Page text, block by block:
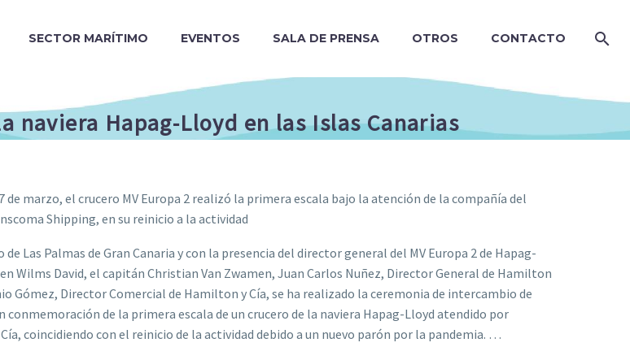
SECTOR MARÍTIMO EVENTOS SALA DE PRENSA OTROS CONTACTO
naviera Hapag-Lloyd en las Islas Canarias
de marzo, el crucero MV Europa 2 realizó la primera escala bajo la atención de la compañía del
Shipping, en su reinicio a la actividad
de Las Palmas de Gran Canaria y con la presencia del director general del MV Europa 2 de Hapag-
Wilms David, el capitán Christian Van Zwamen, Juan Carlos Nuñez, Director General de Hamilton
Gómez, Director Comercial de Hamilton y Cía, se ha realizado la ceremonia de intercambio de
conmemoración de la primera escala de un crucero de la naviera Hapag-Lloyd atendido por
coincidiendo con el reinicio de la actividad debido a un nuevo parón por la pandemia. …